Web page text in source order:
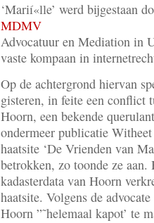
‘Marií«lle’ werd bijgestaan
MDMV
Advocatuur en Mediation in
vaste kompaan in
Op de achtergrond hiervan
gisteren, in feite een conflict
Hoorn, een bekende
ondermeer publicatie
haatsite ‘De Vrienden van
betrokken, zo toonde ze
kadasterdata van Hoorn
haatsite. Volgens de
Hoorn ”˜helemaal kapot’ te